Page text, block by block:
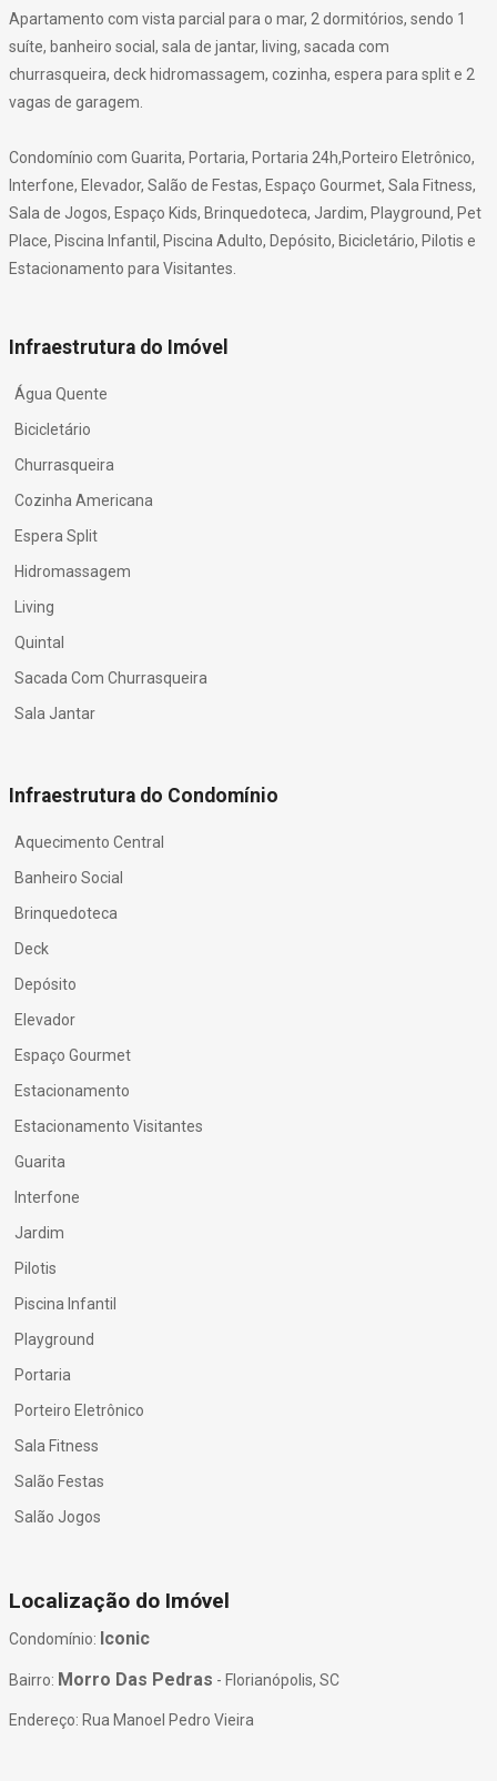
Apartamento com vista parcial para o mar, 2 dormitórios, sendo 1
suíte, banheiro social, sala de jantar, living, sacada com
churrasqueira, deck hidromassagem, cozinha, espera para split e 2
vagas de garagem.
Condomínio com Guarita, Portaria, Portaria 24h,Porteiro Eletrônico,
Interfone, Elevador, Salão de Festas, Espaço Gourmet, Sala Fitness,
Sala de Jogos, Espaço Kids, Brinquedoteca, Jardim, Playground, Pet
Place, Piscina Infantil, Piscina Adulto, Depósito, Bicicletário, Pilotis e
Estacionamento para Visitantes.
Infraestrutura do Imóvel
Água Quente
Bicicletário
Churrasqueira
Cozinha Americana
Espera Split
Hidromassagem
Living
Quintal
Sacada Com Churrasqueira
Sala Jantar
Infraestrutura do Condomínio
Aquecimento Central
Banheiro Social
Brinquedoteca
Deck
Depósito
Elevador
Espaço Gourmet
Estacionamento
Estacionamento Visitantes
Guarita
Interfone
Jardim
Pilotis
Piscina Infantil
Playground
Portaria
Porteiro Eletrônico
Sala Fitness
Salão Festas
Salão Jogos
Localização do Imóvel
Condomínio: Iconic
Bairro: Morro Das Pedras - Florianópolis, SC
Endereço: Rua Manoel Pedro Vieira